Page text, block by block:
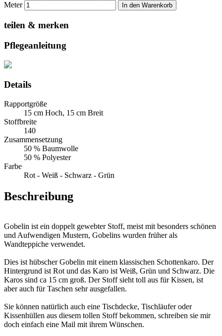
Meter
In den Warenkorb
teilen & merken
Pflegeanleitung
Details
Rapportgröße
15 cm Hoch, 15 cm Breit
Stoffbreite
140
Zusammensetzung
50 % Baumwolle
50 % Polyester
Farbe
Rot - Weiß - Schwarz - Grün
Beschreibung
Gobelin ist ein doppelt gewebter Stoff, meist mit besonders schönen
und Aufwendigen Mustern, Gobelins wurden früher als
Wandteppiche verwendet.
Dies ist hübscher Gobelin mit einem klassischen Schottenkaro. Der
Hintergrund ist Rot und das Karo ist Weiß, Grün und Schwarz. Die
Karos sind ca 15 cm groß. Der Stoff sieht toll aus für Kissen, ist
aber auch für Taschen sehr ausgefallen.
Sie können natürlich auch eine Tischdecke, Tischläufer oder
Kissenhüllen aus diesem tollen Stoff bekommen, schreiben sie mir
doch einfach eine Mail mit ihrem Wünschen.